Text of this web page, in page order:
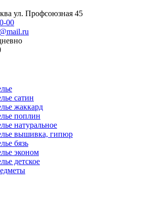
ул. Профсоюзная 45
00
сатин
жаккард
поплин
натуральное
вышивка, гипюр
бязь
эконом
детское